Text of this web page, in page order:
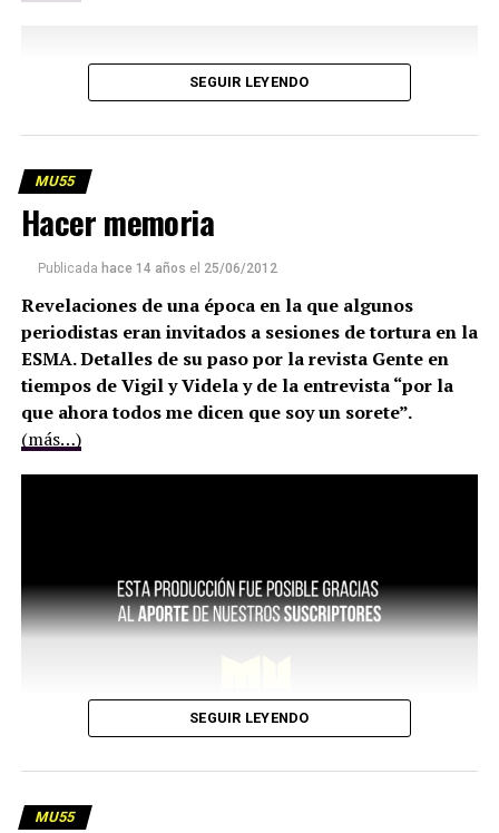
SEGUIR LEYENDO
MU55
Hacer memoria
Publicada hace 14 años el 25/06/2012
Revelaciones de una época en la que algunos
periodistas eran invitados a sesiones de tortura en la
ESMA. Detalles de su paso por la revista Gente en
tiempos de Vigil y Videla y de la entrevista “por la
que ahora todos me dicen que soy un sorete”.
(más…)
SEGUIR LEYENDO
MU55